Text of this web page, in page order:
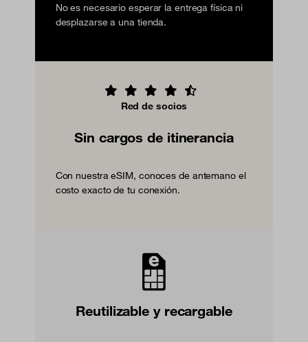
No es necesario esperar la entrega física ni
desplazarse a una tienda.
Red de socios
Sin cargos de itinerancia
Con nuestra eSIM, conoces de antemano el
costo exacto de tu conexión.
Reutilizable y recargable